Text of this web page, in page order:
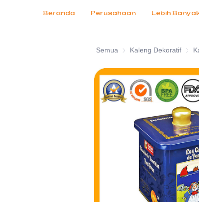
Beranda Perusahaan
Produk
Layanan Pelanggan
Pameran Dagang 2026
Sertifikat
Berita
Produk Lebih
Semua Kaleng Dekoratif